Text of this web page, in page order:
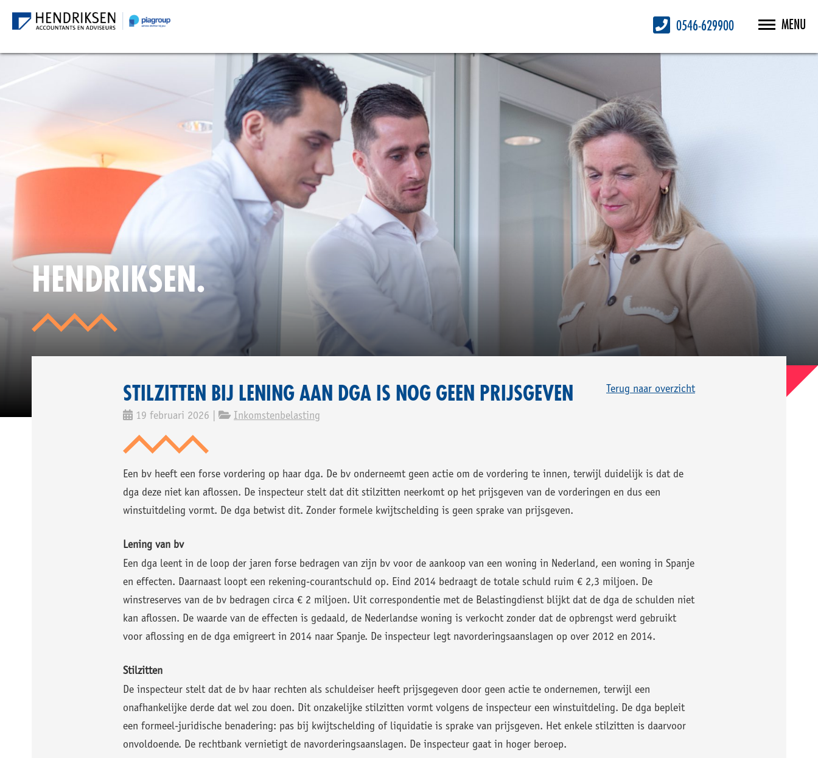
MENU
0546-629900
HENDRIKSEN. NIEUWS.
STILZITTEN BIJ LENING AAN DGA IS NOG GEEN PRIJSGEVEN
19 februari 2026 | Inkomstenbelasting
Een bv heeft een forse vordering op haar dga. De bv onderneemt geen actie om de vordering te innen, terwijl duidelijk is dat de
dga deze niet kan aflossen. De inspecteur stelt dat dit stilzitten neerkomt op het prijsgeven van de vorderingen en dus een
winstuitdeling vormt. De dga betwist dit. Zonder formele kwijtschelding is geen sprake van prijsgeven.
Lening van bv
Een dga leent in de loop der jaren forse bedragen van zijn bv voor de aankoop van een woning in Nederland, een woning in Spanje
en effecten. Daarnaast loopt een rekening-courantschuld op. Eind 2014 bedraagt de totale schuld ruim € 2,3 miljoen. De
winstreserves van de bv bedragen circa € 2 miljoen. Uit correspondentie met de Belastingdienst blijkt dat de dga de schulden niet
kan aflossen. De waarde van de effecten is gedaald, de Nederlandse woning is verkocht zonder dat de opbrengst werd gebruikt
voor aflossing en de dga emigreert in 2014 naar Spanje. De inspecteur legt navorderingsaanslagen op over 2012 en 2014.
Stilzitten
De inspecteur stelt dat de bv haar rechten als schuldeiser heeft prijsgegeven door geen actie te ondernemen, terwijl een
onafhankelijke derde dat wel zou doen. Dit onzakelijke stilzitten vormt volgens de inspecteur een winstuitdeling. De dga bepleit
een formeel-juridische benadering: pas bij kwijtschelding of liquidatie is sprake van prijsgeven. Het enkele stilzitten is daarvoor
onvoldoende. De rechtbank vernietigt de navorderingsaanslagen. De inspecteur gaat in hoger beroep.
Terug naar overzicht